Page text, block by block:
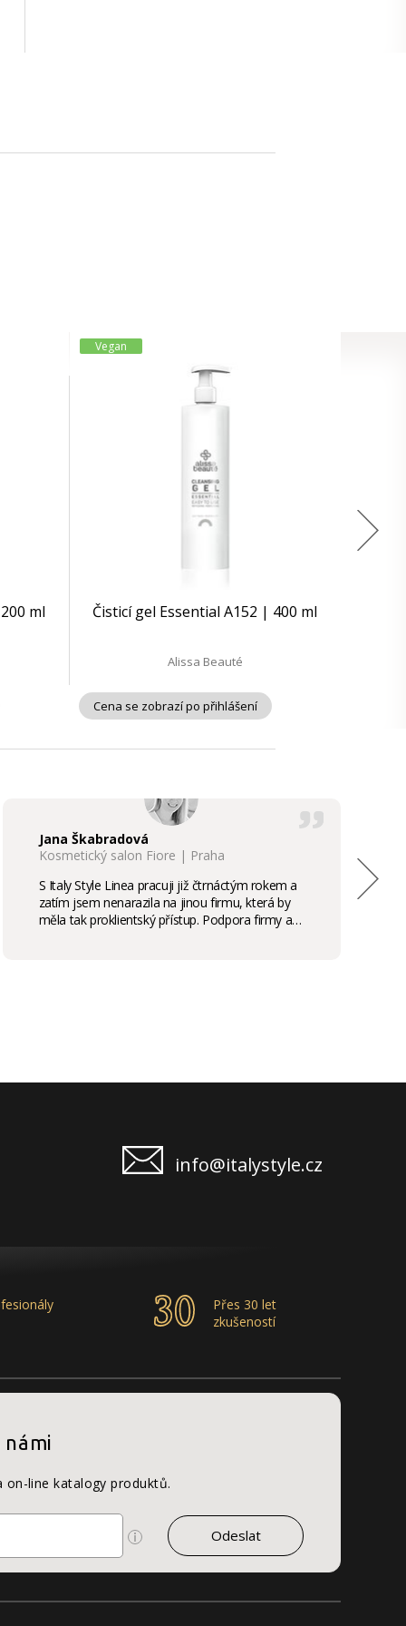
ml
Vegan
Čisticí gel Essential A152 | 400 ml
Alissa Beauté
Cena se zobrazí po přihlášení
Jana Škabradová
Kosmetický salon Fiore | Praha
S Italy Style Linea pracuji již čtrnáctým rokem a
zatím jsem nenarazila na jinou firmu, která by
měla tak proklientský přístup. Podpora firmy a
info@italystyle.cz
Přes 30 let
zkušeností
on-line katalogy produktů.